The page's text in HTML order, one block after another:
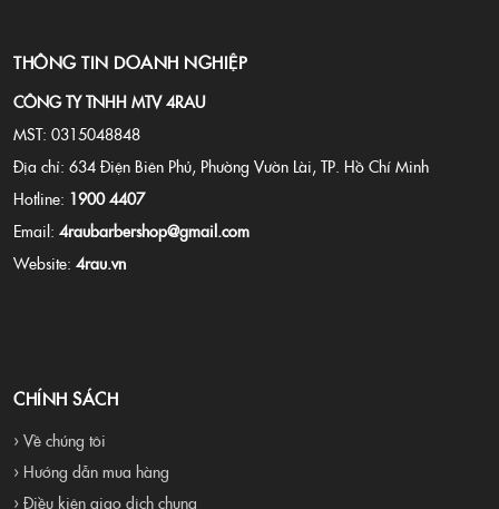
THÔNG TIN DOANH NGHIỆP
CÔNG TY TNHH MTV 4RAU
MST: 0315048848
Địa chỉ: 634 Điện Biên Phủ, Phường Vườn Lài, TP. Hồ Chí Minh
Hotline: 1900 4407
Email: 4raubarbershop@gmail.com
Website: 4rau.vn
CHÍNH SÁCH
› Về chúng tôi
› Hướng dẫn mua hàng
› Điều kiện giao dịch chung